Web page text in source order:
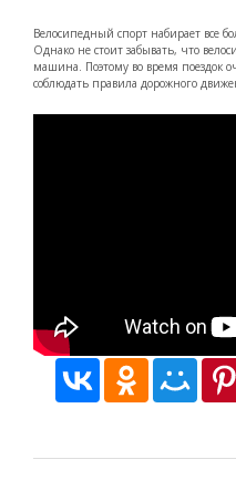
Велосипедный спорт набирает все
Однако не стоит забывать, что
машина. Поэтому во время поездок
соблюдать правила дорожного